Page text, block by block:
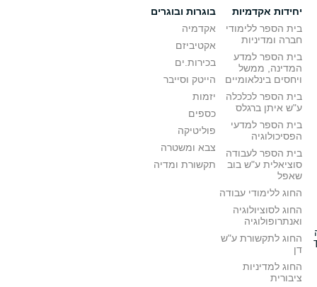
יחידות אקדמיות
בית הספר ללימודי
חברה ומדיניות
בית הספר למדע
המדינה, ממשל
ויחסים בינלאומיים
בית הספר לכלכלה
ע"ש איתן ברגלס
בית הספר למדעי
הפסיכולוגיה
בית הספר לעבודה
סוציאלית ע"ש בוב
שאפל
החוג ללימודי עבודה
החוג לסוציולוגיה
ואנתרופולוגיה
החוג לתקשורת ע"ש
דן
החוג למדיניות
ציבורית
בוגרות ובוגרים
אקדמיה
אקטיביזם
בכירות.ים
הייטק וסייבר
יזמות
כספים
פוליטיקה
צבא ומשטרה
תקשורת ומדיה